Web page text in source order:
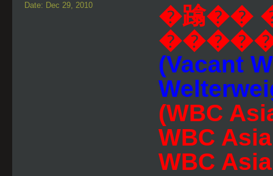
Date: Dec 29, 2010
�蹹��
(Vacant
(WBC
WBC
WBC